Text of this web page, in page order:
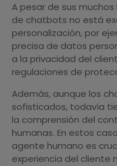
A pesar de sus
de chatbots no está
personalización, por
precisa de datos
a la privacidad del
regulaciones de
Además, aunque los
sofisticados, todavía
la comprensión del
humanas. En estos
agente humano es
experiencia del cliente